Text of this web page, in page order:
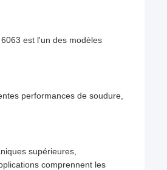
est l'un des modèles
performances de soudure,
supérieures,
comprennent les